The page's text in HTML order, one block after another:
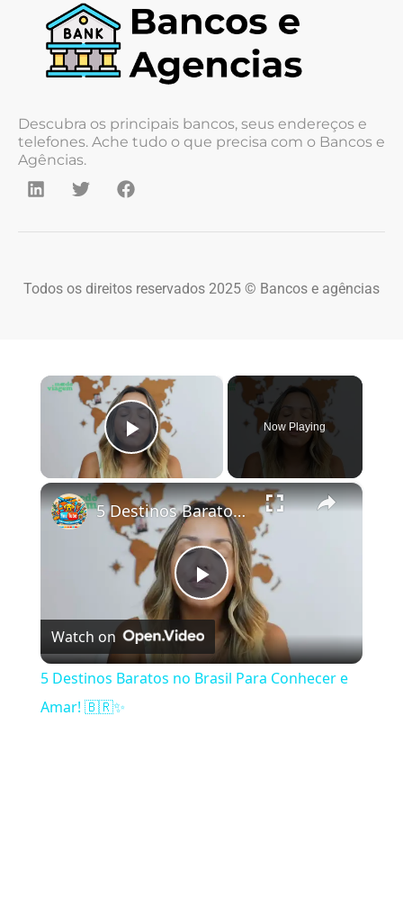
Descubra os principais bancos, seus endereços e
telefones. Ache tudo o que precisa com o Bancos e
Agências.
Todos os direitos reservados 2025 © Bancos e agências
×
Play Video
Now Playing
×
Play Video
5 Destinos Baratos no Brasil Para Conhecer e Amar! 🇧🇷✨
Watch on
5 Destinos Baratos no Brasil Para Conhecer e
Amar! 🇧🇷✨